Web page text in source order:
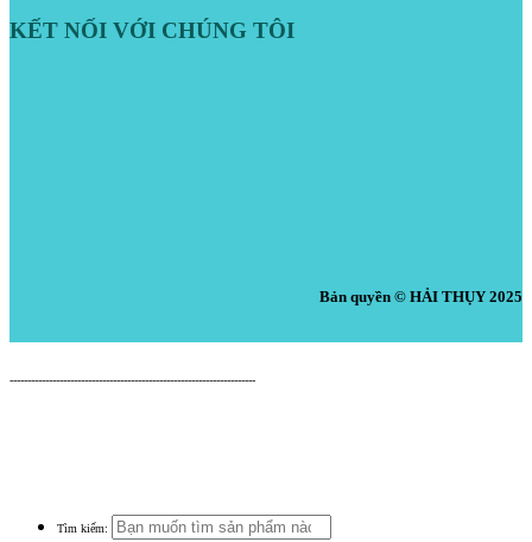
KẾT NỐI VỚI CHÚNG TÔI
Bản quyền © HẢI THỤY 2025
---------------------------------------------------------------------
Tìm kiếm: